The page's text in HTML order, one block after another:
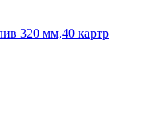
320 мм,40 картр